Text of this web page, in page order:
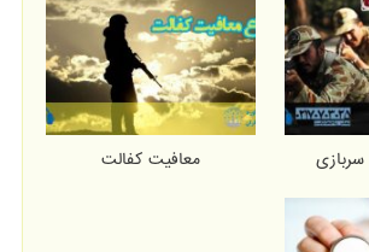
معافیت کفالت